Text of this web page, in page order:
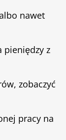
nawet
pieniędzy z
zobaczyć
pracy na